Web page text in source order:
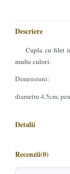
Descriere
Cupla cu filet
multe culori.
Dimensiuni:
diametru 4.5cm,
Detalii
Recenzii(0)